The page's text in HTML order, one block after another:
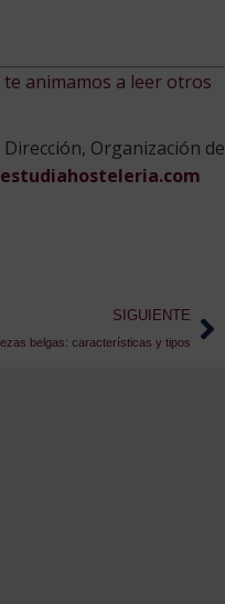
te animamos a leer otros
Organización de
SIGUIENTE
belgas: características y tipos